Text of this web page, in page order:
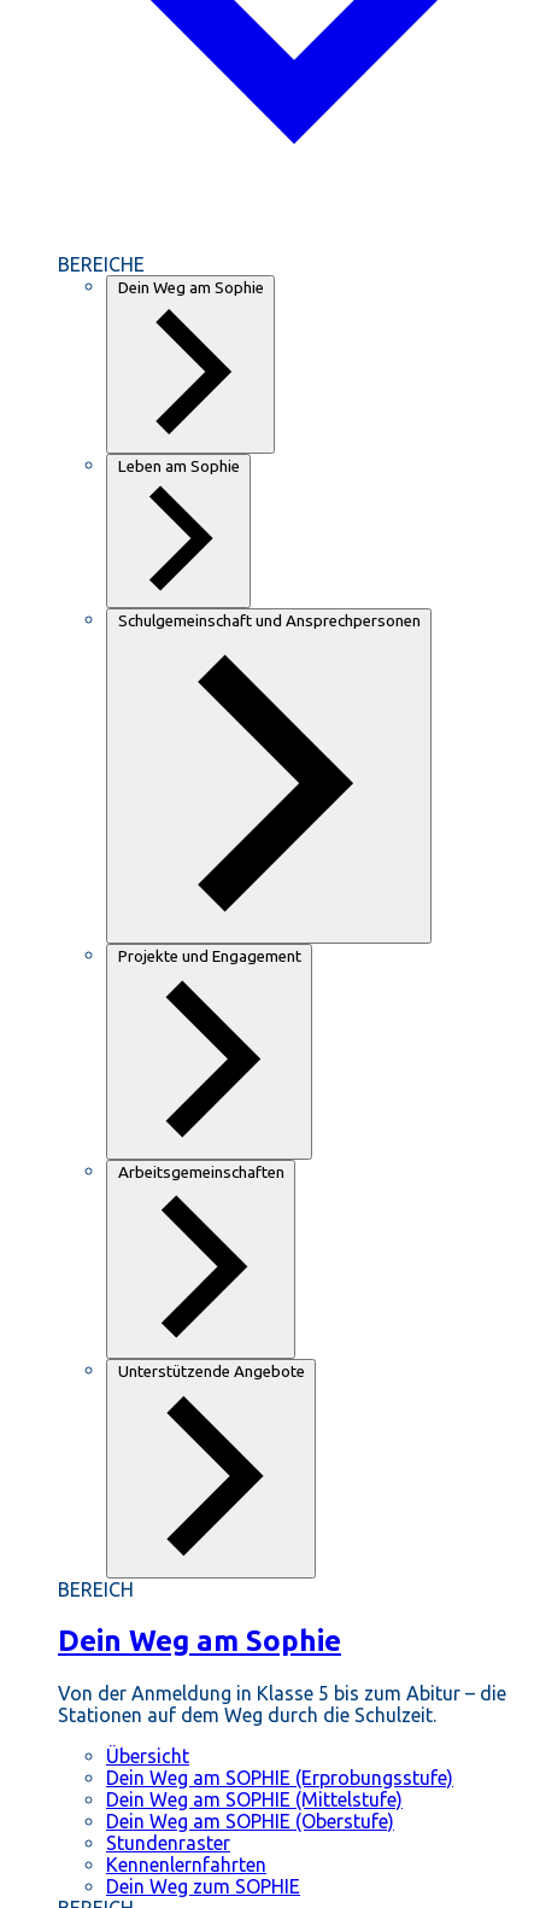
BEREICHE
Dein Weg am Sophie
Leben am Sophie
Schulgemeinschaft und Ansprechpersonen
Projekte und Engagement
Arbeitsgemeinschaften
Unterstützende Angebote
BEREICH
Dein Weg am Sophie
Von der Anmeldung in Klasse 5 bis zum Abitur – die
Stationen auf dem Weg durch die Schulzeit.
Übersicht
Dein Weg am SOPHIE (Erprobungsstufe)
Dein Weg am SOPHIE (Mittelstufe)
Dein Weg am SOPHIE (Oberstufe)
Stundenraster
Kennenlernfahrten
Dein Weg zum SOPHIE